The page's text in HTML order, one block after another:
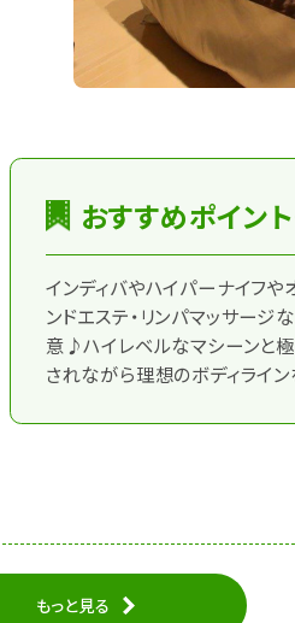
おすすめポイン
インディバやハイパーナイフや
ンドエステ・リンパマッサー
意♪ハイレベルなマシーンと
されながら理想のボディライン
もっと見る